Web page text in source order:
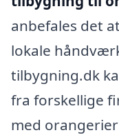
anbefales det
lokale
tilbygning.dk
fra forskellige
med